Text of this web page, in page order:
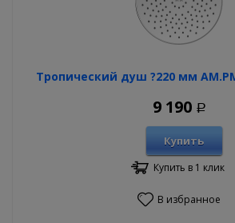
Тропический душ ?220 мм
9 190 Р
Купить
Купить в 1 клик
В избранное